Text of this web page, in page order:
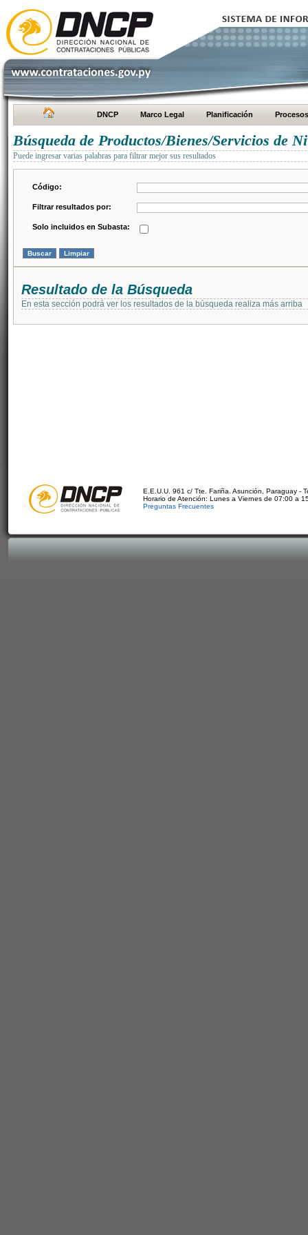
DNCP Marco Legal Planificación Procesos
Búsqueda de Productos/Bienes/Servicios de
Puede ingresar varias palabras para filtrar mejor sus resultados
Código:
Filtrar resultados por:
Solo incluidos en Subasta:
Resultado de la Búsqueda
En esta sección podrá ver los resultados de la búsqueda realiza más arriba
E.E.U.U. 961 c/ Tte. Fariña. Asunción, Paraguay -
Horario de Atención: Lunes a Viernes de 07:00 a
Preguntas Frecuentes